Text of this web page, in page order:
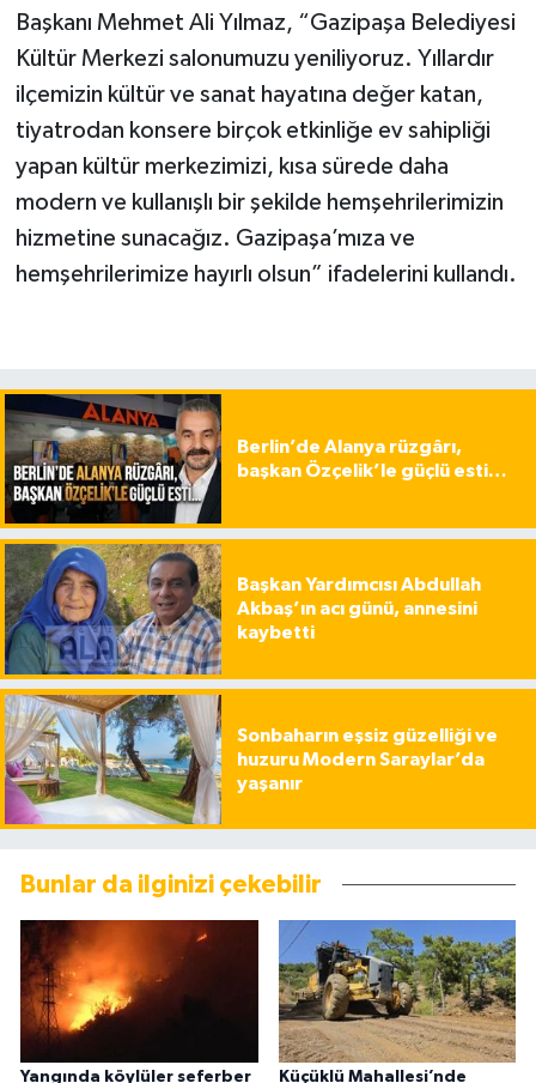
Başkanı Mehmet Ali Yılmaz, “Gazipaşa Belediyesi
Kültür Merkezi salonumuzu yeniliyoruz. Yıllardır
ilçemizin kültür ve sanat hayatına değer katan,
tiyatrodan konsere birçok etkinliğe ev sahipliği
yapan kültür merkezimizi, kısa sürede daha
modern ve kullanışlı bir şekilde hemşehrilerimizin
hizmetine sunacağız. Gazipaşa’mıza ve
hemşehrilerimize hayırlı olsun” ifadelerini kullandı.
Berlin’de Alanya rüzgârı,
başkan Özçelik’le güçlü esti…
Başkan Yardımcısı Abdullah
Akbaş’ın acı günü, annesini
kaybetti
Sonbaharın eşsiz güzelliği ve
huzuru Modern Saraylar’da
yaşanır
Bunlar da ilginizi çekebilir
Yangında köylüler seferber Küçüklü Mahallesi’nde